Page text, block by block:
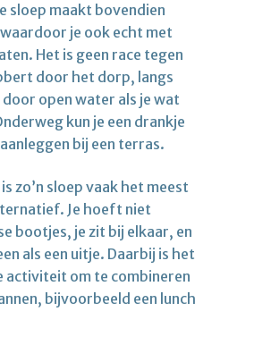
sloep maakt bovendien
je ook echt met
Het is geen race tegen
door het dorp, langs
open water als je wat
kun je een drankje
bij een terras.
zo’n sloep vaak het meest
Je hoeft niet
bootjes, je zit bij elkaar, en
als een uitje. Daarbij is het
activiteit om te combineren
bijvoorbeeld een lunch